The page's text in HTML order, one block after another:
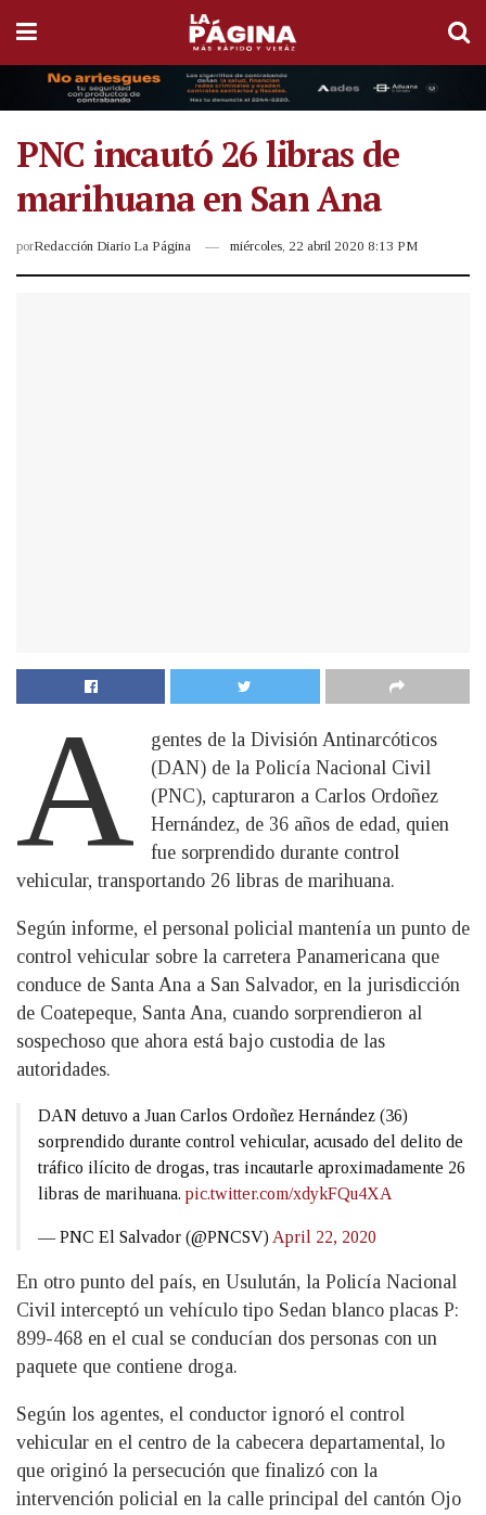
PNC incautó 26 libras de
marihuana en San Ana
porRedacción Diario La Página miércoles, 22 abril 2020 8:13 PM
A
gentes de la División Antinarcóticos
(DAN) de la Policía Nacional Civil
(PNC), capturaron a Carlos Ordoñez
Hernández, de 36 años de edad, quien
fue sorprendido durante control
vehicular, transportando 26 libras de marihuana.
Según informe, el personal policial mantenía un punto de
control vehicular sobre la carretera Panamericana que
conduce de Santa Ana a San Salvador, en la jurisdicción
de Coatepeque, Santa Ana, cuando sorprendieron al
sospechoso que ahora está bajo custodia de las
autoridades.
DAN detuvo a Juan Carlos Ordoñez Hernández (36)
sorprendido durante control vehicular, acusado del delito de
tráfico ilícito de drogas, tras incautarle aproximadamente 26
libras de marihuana. pic.twitter.com/xdykFQu4XA
— PNC El Salvador (@PNCSV) April 22, 2020
En otro punto del país, en Usulután, la Policía Nacional
Civil interceptó un vehículo tipo Sedan blanco placas P:
899-468 en el cual se conducían dos personas con un
paquete que contiene droga.
Según los agentes, el conductor ignoró el control
vehicular en el centro de la cabecera departamental, lo
que originó la persecución que finalizó con la
intervención policial en la calle principal del cantón Ojo